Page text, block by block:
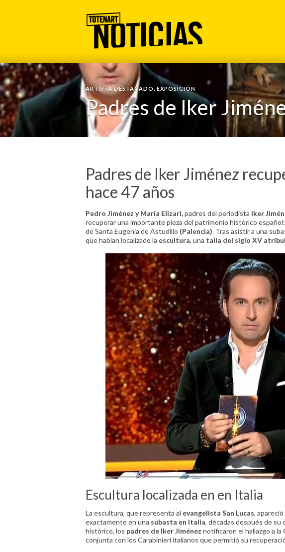
ARTISTA DESTACADO EXPOSICIÓN
Padres de Iker
Padres de Iker Jiménez
hace 47 años
Pedro Jiménez y María Elizari,padres del periodista Iker
recuperar una importante pieza del patrimonio histórico
de Santa Eugenia de Astudillo (Palencia). Tras asistir a una
que habían localizado la escultura, una talla del siglo XV
Escultura localizada en en Italia
La escultura, que representa al evangelista San Lucas,
exactamente en una subasta en Italia, décadas después de
histórico, los padres de Iker Jiménez notificaron el hallazgo a la
conjunta con los Carabinieri italianos que permitió su